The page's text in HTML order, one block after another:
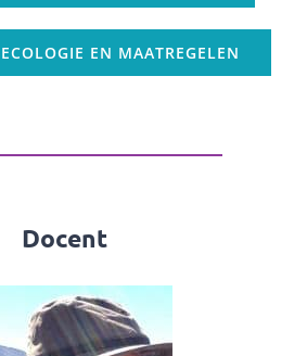
EN MAATREGELEN
Docent